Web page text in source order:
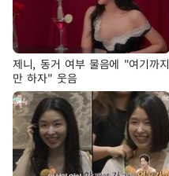
제니, 동거 여부 물음에 "여기까지
만 하자" 웃음